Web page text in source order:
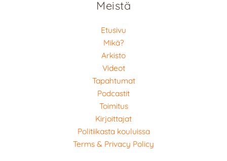
Meistä
Etusivu
Mikä?
Arkisto
Videot
Tapahtumat
Podcastit
Toimitus
Kirjoittajat
Politiikasta kouluissa
Terms & Privacy Policy